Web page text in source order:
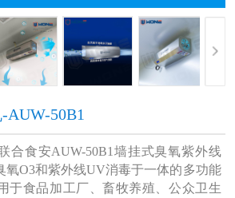
AUW-50B1
合食安AUW-50B1墙挂式臭氧紫外线
氧O3和紫外线UV消毒于一体的多功能
于食品加工厂、畜牧养殖、公众卫生